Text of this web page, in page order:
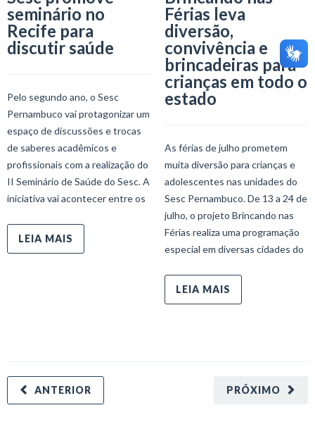
seminário no
Recife para
discutir saúde
Pelo segundo ano, o Sesc
Pernambuco vai protagonizar um
espaço de discussões e trocas
de saberes acadêmicos e
profissionais com a realização do
II Seminário de Saúde do Sesc. A
iniciativa vai acontecer entre os
LEIA MAIS
Férias leva
diversão,
convivência e
brincadeiras para
crianças em todo o
estado
As férias de julho prometem
muita diversão para crianças e
adolescentes nas unidades do
Sesc Pernambuco. De 13 a 24 de
julho, o projeto Brincando nas
Férias realiza uma programação
especial em diversas cidades do
LEIA MAIS
PRÓXIMO
ANTERIOR